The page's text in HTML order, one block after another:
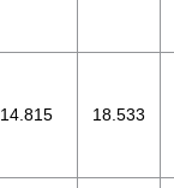
14.815 18.533